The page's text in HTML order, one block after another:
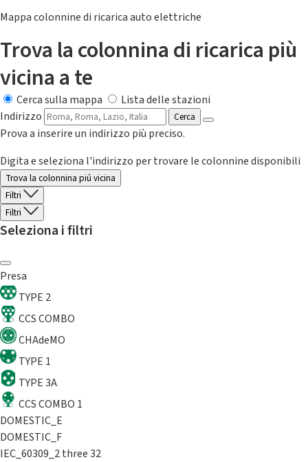
Mappa colonnine di ricarica auto elettriche
Trova la colonnina di ricarica più
vicina a te
Cerca sulla mappa
Lista delle stazioni
Indirizzo
Cerca
Prova a inserire un indirizzo più preciso.
Digita e seleziona l'indirizzo per trovare le colonnine disponibili
Trova la colonnina piú vicina
Filtri
Filtri
Seleziona i filtri
Presa
TYPE 2
CCS COMBO
CHAdeMO
TYPE 1
TYPE 3A
CCS COMBO 1
DOMESTIC_E
DOMESTIC_F
IEC_60309_2 three 32